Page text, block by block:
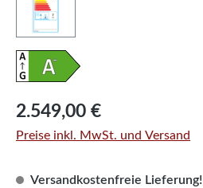
Regulärer Preis:
2.549,00 €
Preise inkl. MwSt. und Versand
Versandkostenfreie Lieferung!